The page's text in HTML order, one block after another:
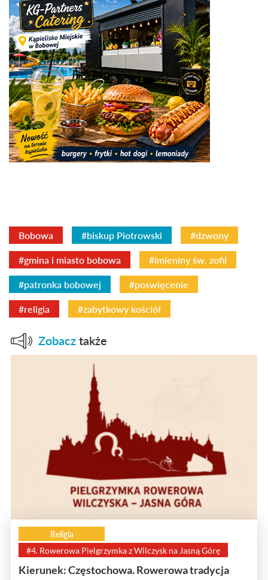
Bobowa #biskup Piotrowski #dzwony
#gmina i miasto bobowa #imieniny św. zofii
#patronka bobowej #poswięcenie
#religia #zabytkowy kościół
Zobacz także
Religia
#4. Rowerowa Pielgrzymka z Wilczysk na Jasną Górę
Kierunek: Częstochowa. Rowerowa tradycja